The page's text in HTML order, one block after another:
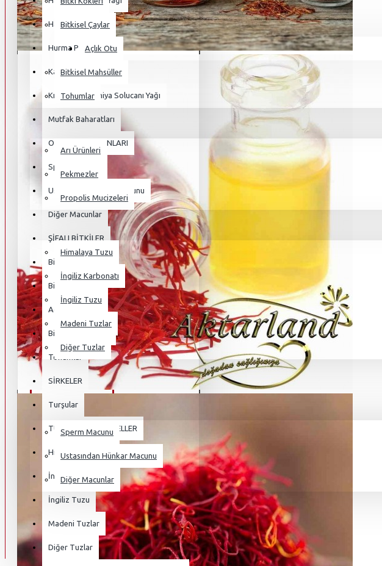
Hayvansal Yağlar
Hurma Poleni
Kampanyalı Ürünler
Kırmızı Kaliforniya Solucanı Yağı
Mutfak Baharatları
OSMANLI MACUNLARI
Sperm Macunu
Ustasından Hünkar Macunu
Diğer Macunlar
ŞİFALI BİTKİLER
Bitki Kökleri
Bitkisel Çaylar
Açlık Otu
Bitkisel Mahsüller
Tohumlar
SİRKELER
Turşular
TUZLAR VE MiNARELLER
Himalaya Tuzu
İngiliz Karbonatı
İngiliz Tuzu
Madeni Tuzlar
Diğer Tuzlar
Bitkisel Çaylar
Açlık Otu
Bitkisel Mahsüller
Tohumlar
Arı Ürünleri
Pekmezler
Propolis Mucizeleri
TUZ VE MİNARELLER
Himalaya Tuzu
İngiliz Karbonatı
İngiliz Tuzu
Madeni Tuzlar
Diğer Tuzlar
HURMA POLENI
OSMANLI MACUNLARI
Sperm Macunu
Ustasından Hünkar Macunu
Diğer Macunlar
KAMPANYALI ÜRÜNLER
BLOG